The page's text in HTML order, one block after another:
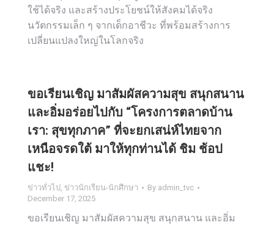
ใช้ได้จริง และสร้างประโยชน์ให้สังคมได้จริง
นวัตกรรมเล็ก ๆ จากเด็กอาชีวะ ที่พร้อมสร้างการ
เปลี่ยนแปลงใหญ่ในโลกจริง
ขอเรียนเชิญ มาสัมผัสความสุข สนุกสนาน
และอิ่มอร่อยไปกับ “โครงการตลาดบ้าน
เรา: สุขทุกภาค” ที่จะยกเสน่ห์ไทยจาก
เหนือจรดใต้ มาให้ทุกท่านได้ ชิม ช้อป
แชะ!
ข่าวทั่วไป, ข่าวนักเรียน-นักศึกษา By admin_tvc
December 17, 2025
ขอเรียนเชิญ มาสัมผัสความสุข สนุกสนาน และอิ่ม